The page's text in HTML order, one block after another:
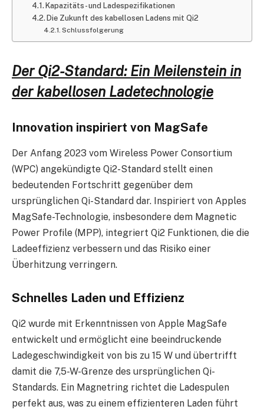
Kapazitäts- und Ladespezifikationen
Die Zukunft des kabellosen Ladens mit Qi2
Schlussfolgerung
Der Qi2-Standard: Ein Meilenstein in
der kabellosen Ladetechnologie
Innovation inspiriert von MagSafe
Der Anfang 2023 vom Wireless Power Consortium
(WPC) angekündigte Qi2-Standard stellt einen
bedeutenden Fortschritt gegenüber dem
ursprünglichen Qi-Standard dar. Inspiriert von Apples
MagSafe-Technologie, insbesondere dem Magnetic
Power Profile (MPP), integriert Qi2 Funktionen, die die
Ladeeffizienz verbessern und das Risiko einer
Überhitzung verringern.
Schnelles Laden und Effizienz
Qi2 wurde mit Erkenntnissen von Apple MagSafe
entwickelt und ermöglicht eine beeindruckende
Ladegeschwindigkeit von bis zu 15 W und übertrifft
damit die 7,5-W-Grenze des ursprünglichen Qi-
Standards. Ein Magnetring richtet die Ladespulen
perfekt aus, was zu einem effizienteren Laden führt